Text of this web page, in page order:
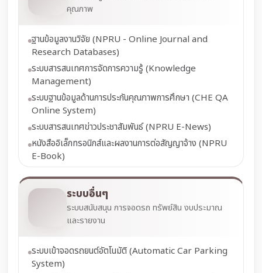
คุณภาพ
ฐานข้อมูลงานวิจัย (NPRU - Online Journal and
Research Databases)
ระบบสารสนเทศการจัดการความรู้ (Knowledge
Management)
ระบบฐานข้อมูลด้านการประกันคุณภาพการศึกษา (CHE QA
Online System)
ระบบสารสนเทศข่าวประชาสัมพันธ์ (NPRU E-News)
หนังสืออิเล็กทรอนิกส์และผลงานการต่อสัญญาจ้าง (NPRU
E-Book)
ระบบอื่นๆ
ระบบสนับสนุน การจอดรถ ทรัพย์สิน งบประมาณ
และรายงาน
ระบบเข้าจอดรถยนต์อัตโนมัติ (Automatic Car Parking
System)